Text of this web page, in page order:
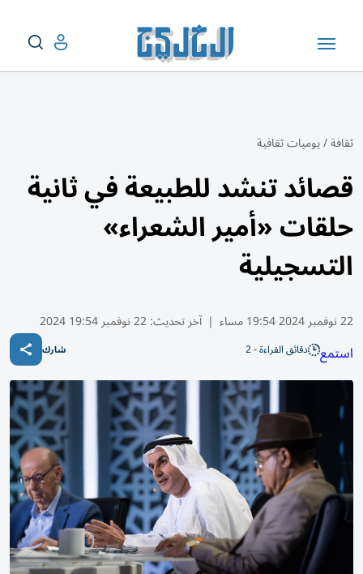
ثقافة/يوميات ثقافية
قصائد تنشد للطبيعة في ثانية
حلقات «أمير الشعراء»
التسجيلية
22 نوفمبر 2024 19:54 مساء | آخر تحديث:22 نوفمبر 19:54 2024
استمع دقائق القراءة - 2 شارك